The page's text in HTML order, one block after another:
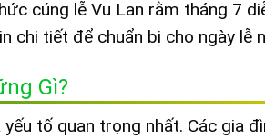
cúng lễ Vu Lan rằm tháng 7
chi tiết để chuẩn bị cho ngày lễ
Gì?
yếu tố quan trọng nhất. Các gia